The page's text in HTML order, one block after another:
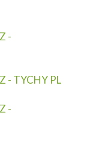
-
- TYCHY PL
-